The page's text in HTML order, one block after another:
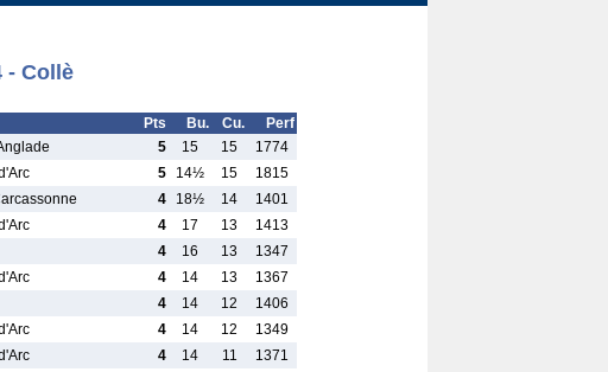
- Collè
Pts Bu. Cu.
Perf
5 15 15
1774
5 14½ 15
1815
4 18½ 14
1401
4 17 13
1413
4 16 13
1347
4 14 13
1367
4 14 12
1406
4 14 12
1349
4 14 11
1371